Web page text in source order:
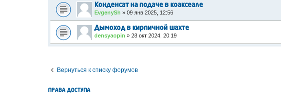
Конденсат на подаче в коаксеале
EvgenySh » 09 янв 2025, 12:56
Дымоход в кирпичной шахте
densyaopin » 28 окт 2024, 20:19
Вернуться к списку форумов
ПРАВА ДОСТУПА